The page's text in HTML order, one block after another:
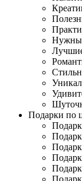
Подарки по